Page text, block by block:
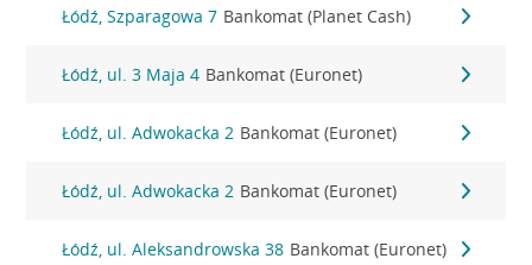
Łódź, Szparagowa 7 Bankomat (Planet Cash)
Łódź, ul. 3 Maja 4 Bankomat (Euronet)
Łódź, ul. Adwokacka 2 Bankomat (Euronet)
Łódź, ul. Adwokacka 2 Bankomat (Euronet)
Łódź, ul. Aleksandrowska 38 Bankomat (Euronet)